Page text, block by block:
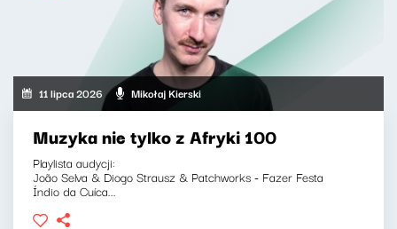
11 lipca 2026 Mikołaj Kierski
Muzyka nie tylko z Afryki 100
Playlista audycji:
João Selva & Diogo Strausz & Patchworks - Fazer Festa
Índio da Cuíca...